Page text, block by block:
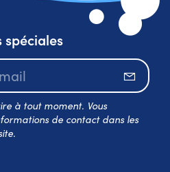
spéciales
à tout moment. Vous
de contact dans les